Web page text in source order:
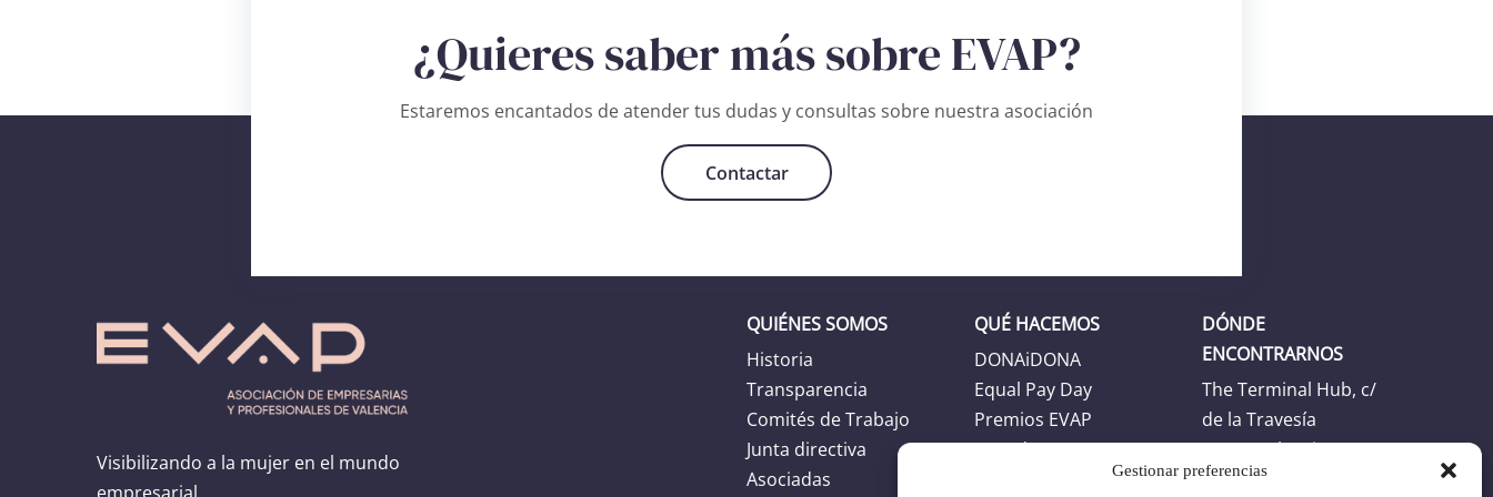
Gestionar preferencias
¿Quieres saber más sobre EVAP?
Estaremos encantados de atender tus dudas y consultas sobre nuestra asociación
Contactar
Visibilizando a la mujer en el mundo
QUIÉNES SOMOS
Historia
Transparencia
Comités de Trabajo
Junta directiva
Asociadas
QUÉ HACEMOS
DONAiDONA
Equal Pay Day
Premios EVAP
Agenda
DÓNDE
ENCONTRARNOS
The Terminal Hub, c/
de la Travesía
46024 Valencia